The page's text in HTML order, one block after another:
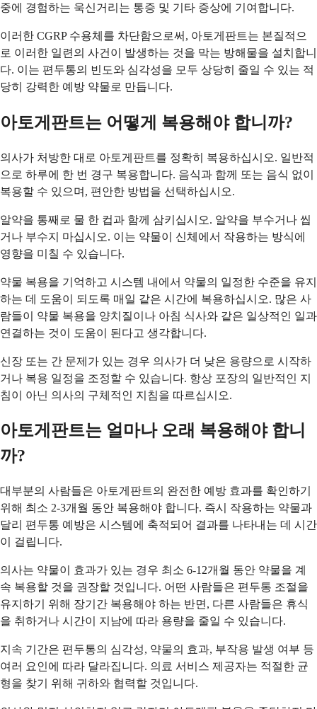
중에 경험하는 욱신거리는 통증 및 기타 증상에 기여합니다.
이러한 CGRP 수용체를 차단함으로써, 아토게판트는 본질적으
로 이러한 일련의 사건이 발생하는 것을 막는 방해물을 설치합니
다. 이는 편두통의 빈도와 심각성을 모두 상당히 줄일 수 있는 적
당히 강력한 예방 약물로 만듭니다.
아토게판트는 어떻게 복용해야 합니까?
의사가 처방한 대로 아토게판트를 정확히 복용하십시오. 일반적
으로 하루에 한 번 경구 복용합니다. 음식과 함께 또는 음식 없이
복용할 수 있으며, 편안한 방법을 선택하십시오.
알약을 통째로 물 한 컵과 함께 삼키십시오. 알약을 부수거나 씹
거나 부수지 마십시오. 이는 약물이 신체에서 작용하는 방식에
영향을 미칠 수 있습니다.
약물 복용을 기억하고 시스템 내에서 약물의 일정한 수준을 유지
하는 데 도움이 되도록 매일 같은 시간에 복용하십시오. 많은 사
람들이 약물 복용을 양치질이나 아침 식사와 같은 일상적인 일과
연결하는 것이 도움이 된다고 생각합니다.
신장 또는 간 문제가 있는 경우 의사가 더 낮은 용량으로 시작하
거나 복용 일정을 조정할 수 있습니다. 항상 포장의 일반적인 지
침이 아닌 의사의 구체적인 지침을 따르십시오.
아토게판트는 얼마나 오래 복용해야 합니
까?
대부분의 사람들은 아토게판트의 완전한 예방 효과를 확인하기
위해 최소 2-3개월 동안 복용해야 합니다. 즉시 작용하는 약물과
달리 편두통 예방은 시스템에 축적되어 결과를 나타내는 데 시간
이 걸립니다.
의사는 약물이 효과가 있는 경우 최소 6-12개월 동안 약물을 계
속 복용할 것을 권장할 것입니다. 어떤 사람들은 편두통 조절을
유지하기 위해 장기간 복용해야 하는 반면, 다른 사람들은 휴식
을 취하거나 시간이 지남에 따라 용량을 줄일 수 있습니다.
지속 기간은 편두통의 심각성, 약물의 효과, 부작용 발생 여부 등
여러 요인에 따라 달라집니다. 의료 서비스 제공자는 적절한 균
형을 찾기 위해 귀하와 협력할 것입니다.